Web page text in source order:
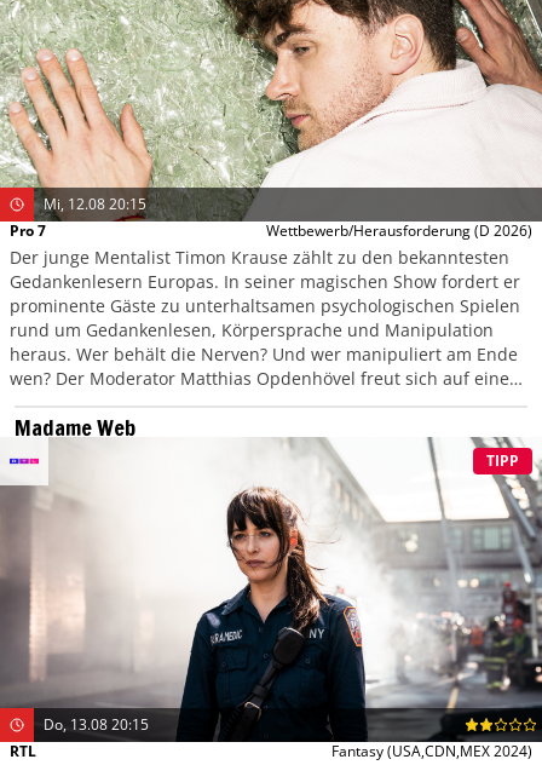
Mi, 12.08 20:15
Pro 7
Wettbewerb/Herausforderung(D 2026)
Der junge Mentalist Timon Krause zählt zu den bekanntesten
Gedankenlesern Europas. In seiner magischen Show fordert er
prominente Gäste zu unterhaltsamen psychologischen Spielen
rund um Gedankenlesen, Körpersprache und Manipulation
heraus. Wer behält die Nerven? Und wer manipuliert am Ende
wen? Der Moderator Matthias Opdenhövel freut sich auf einen
Abend voller überraschender Wendungen.
Madame Web
TIPP
Do, 13.08 20:15
RTL
Fantasy(USA,CDN,MEX 2024)